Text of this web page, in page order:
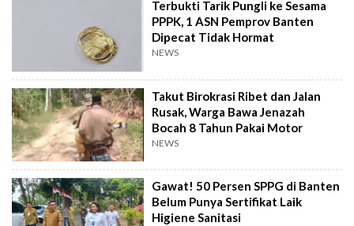
Terbukti Tarik Pungli ke Sesama
PPPK, 1 ASN Pemprov Banten
Dipecat Tidak Hormat
NEWS
Takut Birokrasi Ribet dan Jalan
Rusak, Warga Bawa Jenazah
Bocah 8 Tahun Pakai Motor
NEWS
Gawat! 50 Persen SPPG di Banten
Belum Punya Sertifikat Laik
Higiene Sanitasi